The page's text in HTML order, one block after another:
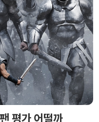
평가 어떨까